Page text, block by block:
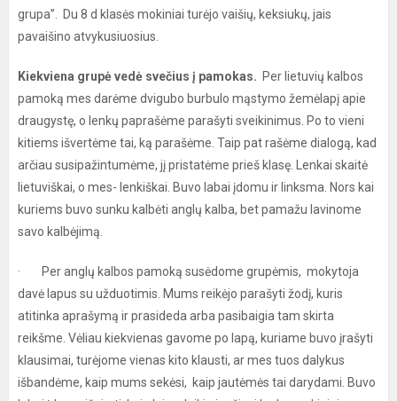
grupa’’. Du 8 d klasės mokiniai turėjo vaišių, keksiukų, jais
pavaišino atvykusiuosius.
Kiekviena grupė vedė svečius į pamokas. Per lietuvių kalbos
pamoką mes darėme dvigubo burbulo mąstymo žemėlapį apie
draugystę, o lenkų paprašėme parašyti sveikinimus. Po to vieni
kitiems išvertėme tai, ką parašėme. Taip pat rašėme dialogą, kad
arčiau susipažintumėme, jį pristatėme prieš klasę. Lenkai skaitė
lietuviškai, o mes- lenkiškai. Buvo labai įdomu ir linksma. Nors kai
kuriems buvo sunku kalbėti anglų kalba, bet pamažu lavinome
savo kalbėjimą.
· Per anglų kalbos pamoką susėdome grupėmis, mokytoja
davė lapus su užduotimis. Mums reikėjo parašyti žodį, kuris
atitinka aprašymą ir prasideda arba pasibaigia tam skirta
reikšme. Vėliau kiekvienas gavome po lapą, kuriame buvo įrašyti
klausimai, turėjome vienas kito klausti, ar mes tuos dalykus
išbandėme, kaip mums sekėsi, kaip jautėmės tai darydami. Buvo